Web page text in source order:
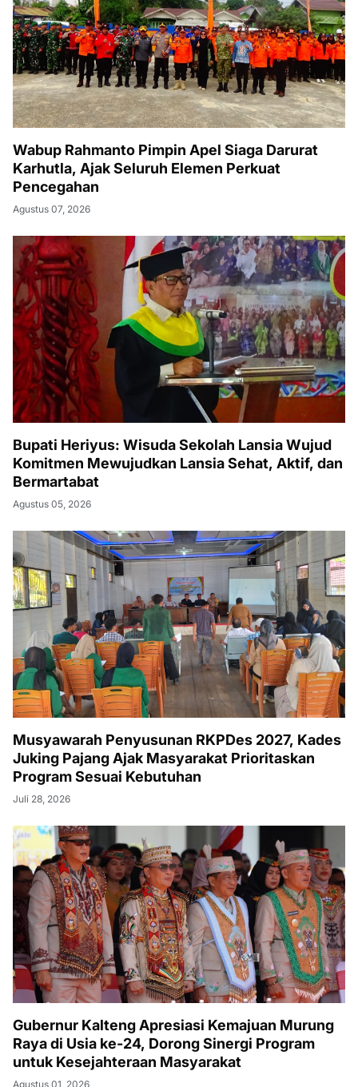
Wabup Rahmanto Pimpin Apel Siaga Darurat
Karhutla, Ajak Seluruh Elemen Perkuat
Pencegahan
Agustus 07, 2026
Bupati Heriyus: Wisuda Sekolah Lansia Wujud
Komitmen Mewujudkan Lansia Sehat, Aktif, dan
Bermartabat
Agustus 05, 2026
Musyawarah Penyusunan RKPDes 2027, Kades
Juking Pajang Ajak Masyarakat Prioritaskan
Program Sesuai Kebutuhan
Juli 28, 2026
Gubernur Kalteng Apresiasi Kemajuan Murung
Raya di Usia ke-24, Dorong Sinergi Program
untuk Kesejahteraan Masyarakat
Agustus 01, 2026